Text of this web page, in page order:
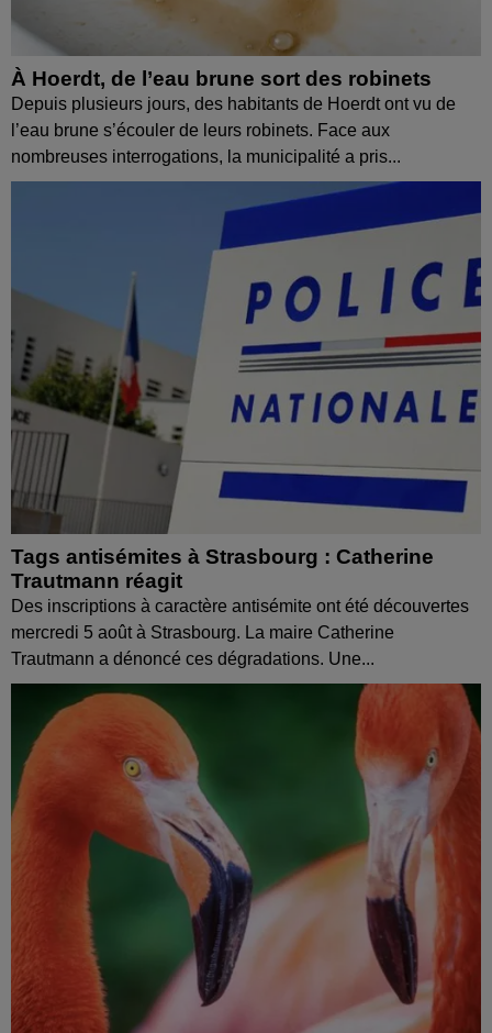
À Hoerdt, de l’eau brune sort des robinets
Depuis plusieurs jours, des habitants de Hoerdt ont vu de
l’eau brune s’écouler de leurs robinets. Face aux
nombreuses interrogations, la municipalité a pris...
Tags antisémites à Strasbourg : Catherine
Trautmann réagit
Des inscriptions à caractère antisémite ont été découvertes
mercredi 5 août à Strasbourg. La maire Catherine
Trautmann a dénoncé ces dégradations. Une...